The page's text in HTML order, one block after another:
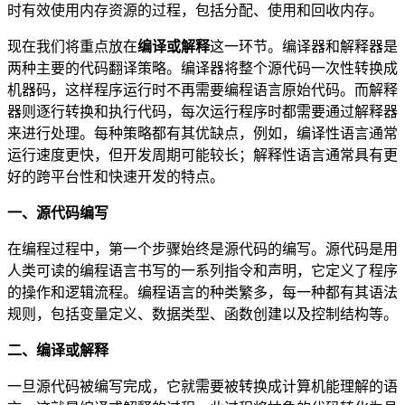
时有效使用内存资源的过程，包括分配、使用和回收内存。
现在我们将重点放在编译或解释这一环节。编译器和解释器是
两种主要的代码翻译策略。编译器将整个源代码一次性转换成
机器码，这样程序运行时不再需要编程语言原始代码。而解释
器则逐行转换和执行代码，每次运行程序时都需要通过解释器
来进行处理。每种策略都有其优缺点，例如，编译性语言通常
运行速度更快，但开发周期可能较长；解释性语言通常具有更
好的跨平台性和快速开发的特点。
一、源代码编写
在编程过程中，第一个步骤始终是源代码的编写。源代码是用
人类可读的编程语言书写的一系列指令和声明，它定义了程序
的操作和逻辑流程。编程语言的种类繁多，每一种都有其语法
规则，包括变量定义、数据类型、函数创建以及控制结构等。
二、编译或解释
一旦源代码被编写完成，它就需要被转换成计算机能理解的语